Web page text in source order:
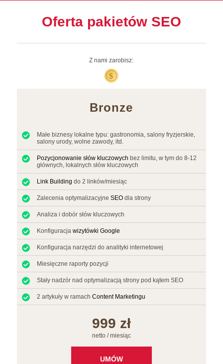
Oferta pakietów SEO
Bronze
Małe biznesy lokalne typu: gastronomia, salony fryzjerskie,
salony urody, wolne zawody, itd.
Pozycjonowanie słów kluczowych bez limitu, w tym do 8-12
głównych, lokalnych słów kluczowych
Link Building do 2 linków/miesiąc
Zalecenia optymalizacyjne SEOdla strony
Analiza i dobór słów kluczowych
Konfiguracja wizytówki Google
Konfiguracja narzędzi do analityki internetowej
Miesięczne raporty pozycji
Stały nadzór nad optymalizacją strony pod kątem SEO
2 artykuły w ramach Content Marketingu
999 zł
netto / miesiąc
UMÓW